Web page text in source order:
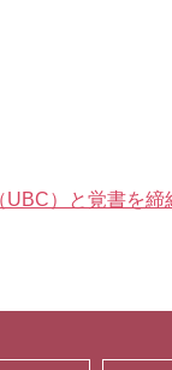
）と覚書を締